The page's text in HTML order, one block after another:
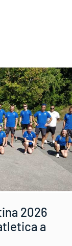
2026
a